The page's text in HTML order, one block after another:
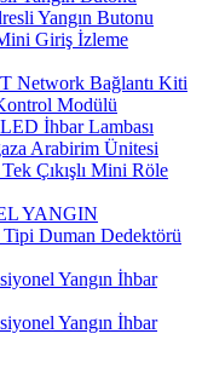
Yangın Butonu
Giriş İzleme
Network Bağlantı Kiti
Modülü
İhbar Lambası
Arabirim Ünitesi
Çıkışlı Mini Röle
YANGIN
Duman Dedektörü
Yangın İhbar
Yangın İhbar